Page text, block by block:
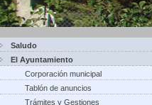
Saludo
El Ayuntamiento
Corporación municipal
Tablón de anuncios
Trámites y Gestiones